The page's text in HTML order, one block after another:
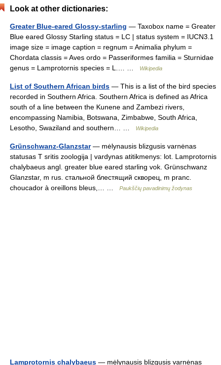
Look at other dictionaries:
Greater Blue-eared Glossy-starling — Taxobox name = Greater
Blue eared Glossy Starling status = LC | status system = IUCN3.1
image size = image caption = regnum = Animalia phylum =
Chordata classis = Aves ordo = Passeriformes familia = Sturnidae
genus = Lamprotornis species = L.… …
Wikipedia
List of Southern African birds — This is a list of the bird species
recorded in Southern Africa. Southern Africa is defined as Africa
south of a line between the Kunene and Zambezi rivers,
encompassing Namibia, Botswana, Zimbabwe, South Africa,
Lesotho, Swaziland and southern… …
Wikipedia
Grünschwanz-Glanzstar— mėlynausis blizgusis varnėnas
statusas T sritis zoologija | vardynas atitikmenys: lot. Lamprotornis
chalybaeus angl. greater blue eared starling vok. Grünschwanz
Glanzstar, m rus. стальной блестящий скворец, m pranc.
choucador à oreillons bleus,… …
Paukščių pavadinimų žodynas
Lamprotornis chalybaeus — mėlynausis blizgusis varnėnas